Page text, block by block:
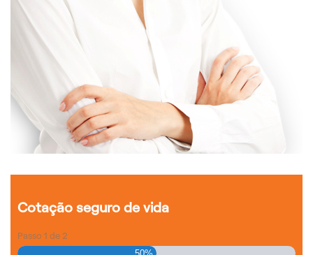
Cotação seguro de vida
Passo 1 de 2